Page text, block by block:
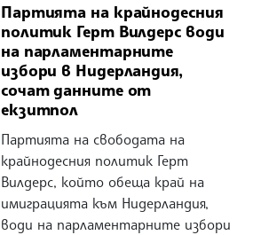
Партията на крайнодесния
политик Герт Вилдерс води
на парламентарните
избори в Нидерландия,
сочат данните от
екзитпол
Партията на свободата на
крайнодесния политик Герт
Вилдерс, който обеща край на
имиграцията към Нидерландия,
води на парламентарните избори